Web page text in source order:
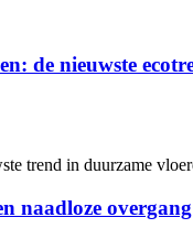
de nieuwste
trend in duurzame
naadloze overgang